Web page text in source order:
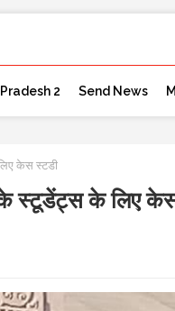
2 Send News
केस स्टडी
के स्टूडेंट्स के लिए